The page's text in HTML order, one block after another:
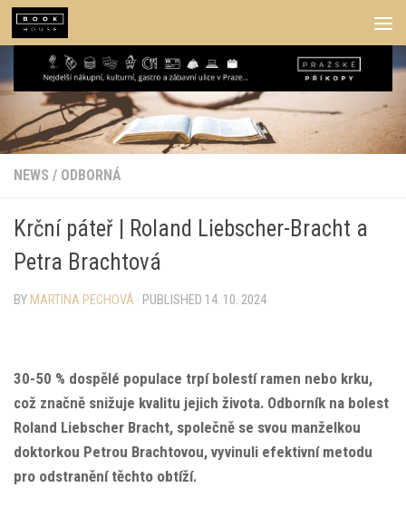
Skip to content
NEWS / ODBORNÁ
Krční páteř | Roland Liebscher-Bracht a
Petra Brachtová
BY MARTINA PECHOVÁ · PUBLISHED 14. 10. 2024
30-50 % dospělé populace trpí bolestí ramen nebo krku,
což značně snižuje kvalitu jejich života. Odborník na bolest
Roland Liebscher Bracht, společně se svou manželkou
doktorkou Petrou Brachtovou, vyvinuli efektivní metodu
pro odstranění těchto obtíží.